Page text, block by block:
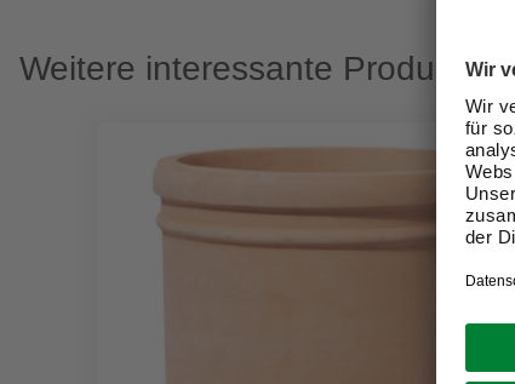
Weitere interessante Produkte